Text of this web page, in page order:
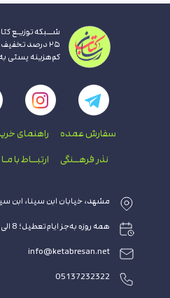
۲۵ درصد
کم‌هزینه پستی به
سفارش عمده راهنمای‌
نذر فرهــنگی ارتبــاط با‌ مـا
مشهد، خیابان ابن سینا، ابن سینا۳
همه روزه به‌جز ایام تعطیل؛ 8 الی 21
info@ketabresan.net
05137232322